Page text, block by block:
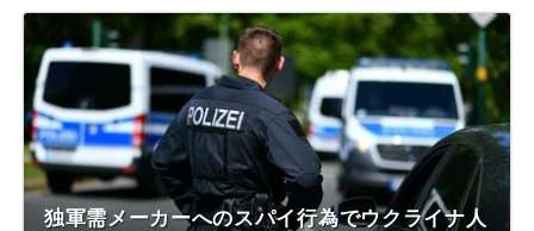
独軍需メーカーへのスパイ行為でウクライナ人